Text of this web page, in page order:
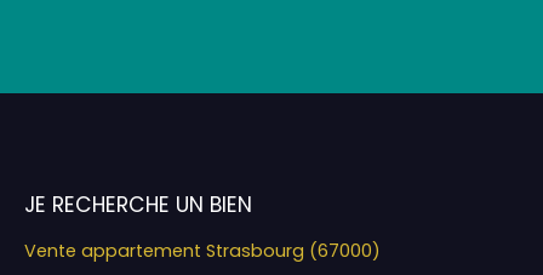
JE RECHERCHE UN BIEN
Vente appartement Strasbourg (67000)